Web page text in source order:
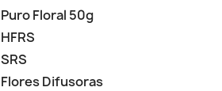
Puro Floral 50g
HFRS
SRS
Flores Difusoras